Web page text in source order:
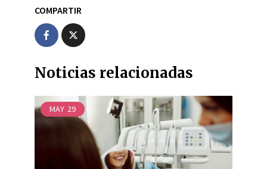
COMPARTIR
Noticias relacionadas
MAY 29